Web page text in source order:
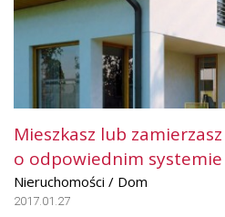
Mieszkasz lub
o odpowiednim
Nieruchomości / Dom
2017.01.27